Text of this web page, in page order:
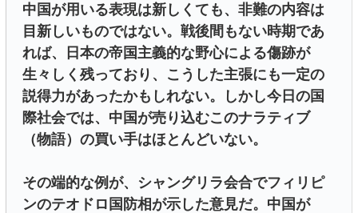
中国が用いる表現は新しくても、非難の内容は
目新しいものではない。戦後間もない時期であ
れば、日本の帝国主義的な野心による傷跡が
生々しく残っており、こうした主張にも一定の
説得力があったかもしれない。しかし今日の国
際社会では、中国が売り込むこのナラティブ
（物語）の買い手はほとんどいない。
その端的な例が、シャングリラ会合でフィリピ
ンのテオドロ国防相が示した意見だ。中国が